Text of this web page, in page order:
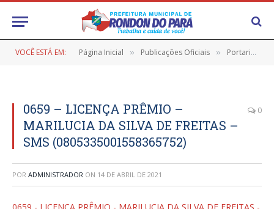
VOCÊ ESTÁ EM: Página Inicial » Publicações Oficiais » Portarias
0659 – LICENÇA PRÊMIO –
MARILUCIA DA SILVA DE FREITAS –
SMS (0805335001558365752)
0
POR ADMINISTRADOR ON 14 DE ABRIL DE 2021